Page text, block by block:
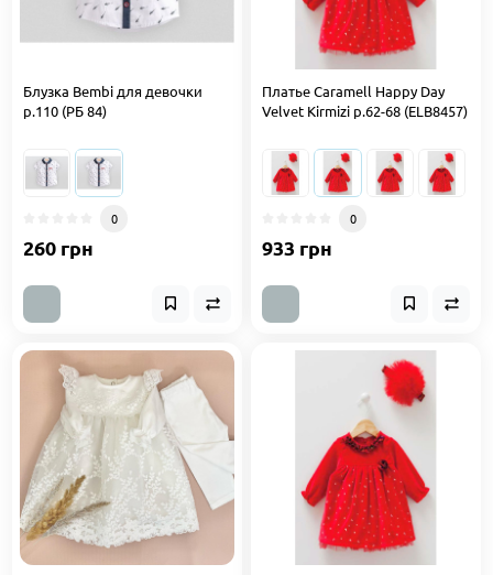
Блузка Bembi для девочки
р.110 (РБ 84)
0
260 грн
Платье Caramell Happy Day
Velvet Kirmizi р.62-68 (ELB8457)
0
933 грн